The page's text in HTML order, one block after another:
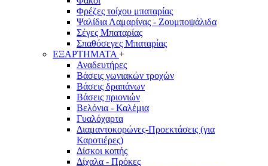
Φρέζες τοίχου μπαταρίας
Ψαλίδια Λαμαρίνας - Ζουμποψάλιδα
Σέγες Μπαταρίας
Σπαθόσεγες Μπαταρίας
ΕΞΑΡΤΗΜΑΤΑ +
Αναδευτήρες
Βάσεις γωνιακών τροχών
Βάσεις δραπάνων
Βάσεις πριονιών
Βελόνια - Καλέμια
Γυαλόχαρτα
Διαμαντοκορώνες-Προεκτάσεις (για
Καροτιέρες)
Δίσκοι κοπής
Δίχαλα - Πρόκες